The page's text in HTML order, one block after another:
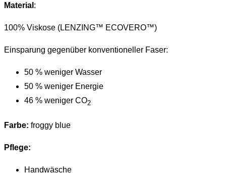
Material :
100% Viskose (LENZING™ ECOVERO™)
Einsparung gegenüber konventioneller Faser:
50 % weniger Wasser
50 % weniger Energie
46 % weniger CO2
Farbe: froggy blue
Pflege:
Handwäsche